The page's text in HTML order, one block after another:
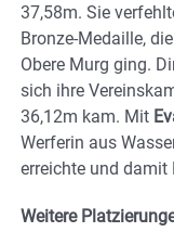
37,58m. Sie
Bronze-Medaille,
Obere Murg ging.
sich ihre
36,12m kam. Mit
Werferin aus
erreichte und damit
Weitere